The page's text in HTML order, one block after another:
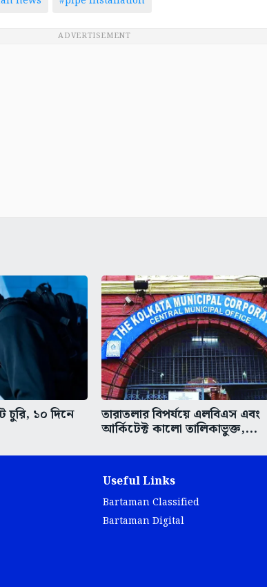
ADVERTISEMENT
চুরি, ১০ দিনে তারাতলার বিপর্যয়ে এলবিএস এবং
আর্কিটেক্ট কালো তালিকাভুক্ত,...
Useful Links
Bartaman Classified
Bartaman Digital